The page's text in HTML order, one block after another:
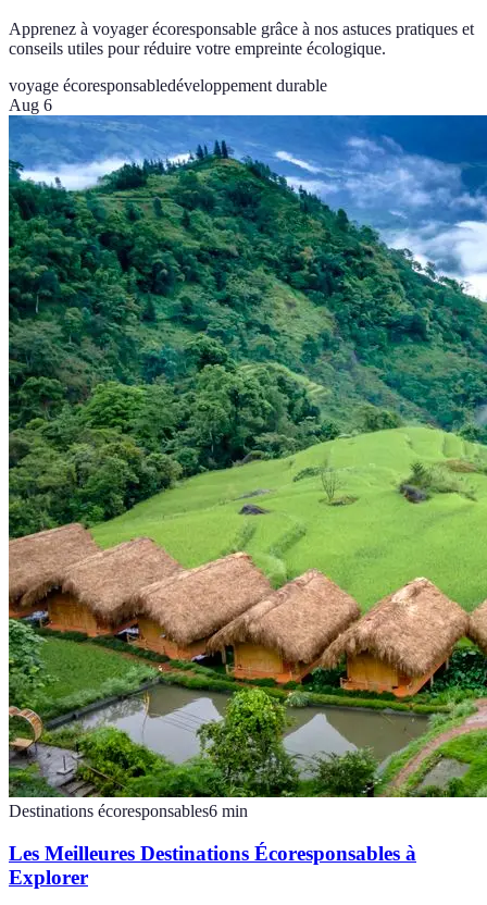
Apprenez à voyager écoresponsable grâce à nos astuces pratiques et
conseils utiles pour réduire votre empreinte écologique.
voyage écoresponsabledéveloppement durable
Aug 6
Destinations écoresponsables6 min
Les Meilleures Destinations Écoresponsables à
Explorer